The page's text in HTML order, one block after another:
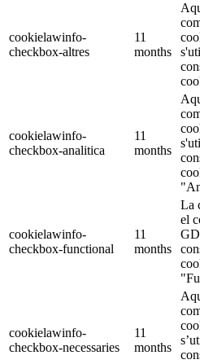
cookielawinfo-
checkbox-altres
11
months
cookielawinfo-
checkbox-analitica
11
months
cookielawinfo-
checkbox-functional
11
months
La
el
cookielawinfo-
checkbox-necessaries
11
months